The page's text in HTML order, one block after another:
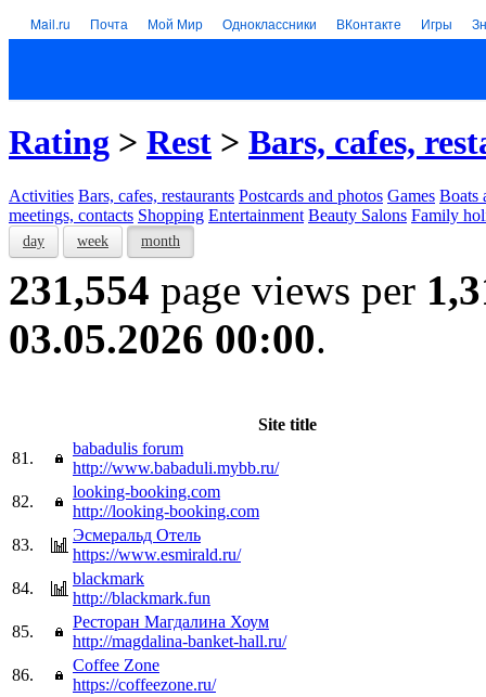
Mail.ru Почта Мой Мир Одноклассники ВКонтакте Игры
Rating > Rest > Bars, cafes,
Activities Bars, cafes, restaurants Postcards and photos Games Boats
meetings, contacts Shopping Entertainment Beauty Salons Family
day week month
231,554 page views per
03.05.2026 00:00.
Site title
81.
babadulis forum
http://www.babaduli.mybb.ru/
82.
looking-booking.com
http://looking-booking.com
83.
Эсмеральд Отель
https://www.esmirald.ru/
84.
blackmark
http://blackmark.fun
85.
Ресторан Магдалина Хоум
http://magdalina-banket-hall.ru/
86.
Coffee Zone
https://coffeezone.ru/